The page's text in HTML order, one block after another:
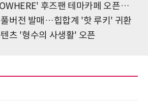
후즈팬 테마카페 오픈…'지금 여기서 만나!'
버전 발매…힙합계 '핫 루키' 귀환
츠 '형수의 사생활' 오픈